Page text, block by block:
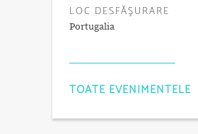
LOC DESFĂŞURARE
Portugalia
TOATE EVENIMENTELE